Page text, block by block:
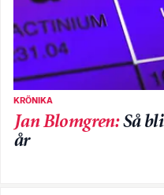
KRÖNIKA
Jan Blomgren:Så
år